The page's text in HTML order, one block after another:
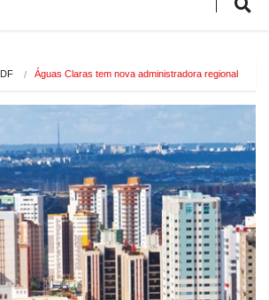
DF Águas Claras tem nova administradora regional